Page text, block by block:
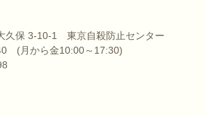
久保 3-10-1 東京自殺防止センター
(月から金10:00～17:30)